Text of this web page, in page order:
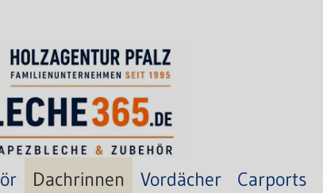
Dachrinnen Vordächer Carports